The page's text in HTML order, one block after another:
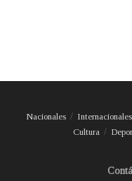
Nacionales Internacionales
Cultura